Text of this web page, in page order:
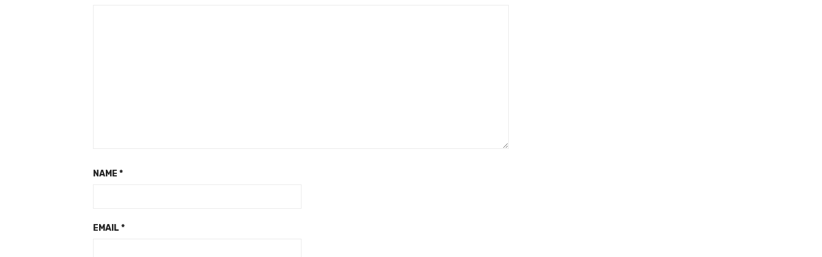
NAME *
EMAIL *